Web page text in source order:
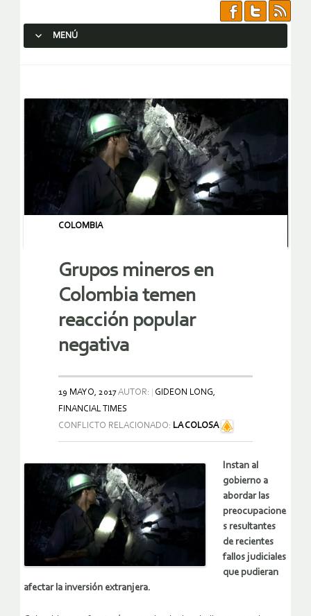
MENÚ
COLOMBIA
Grupos mineros en
Colombia temen
reacción popular
negativa
19 MAYO, 2017AUTOR:
GIDEON LONG,
FINANCIAL TIMES
CONFLICTO RELACIONADO: LA COLOSA
Instan al
gobierno a
abordar las
preocupacione
s resultantes
de recientes
fallos judiciales
que pudieran
afectar la inversión extranjera.